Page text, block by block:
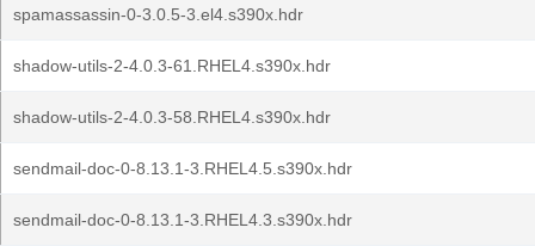
spamassassin-0-3.0.5-3.el4.s390x.hdr
shadow-utils-2-4.0.3-61.RHEL4.s390x.hdr
shadow-utils-2-4.0.3-58.RHEL4.s390x.hdr
sendmail-doc-0-8.13.1-3.RHEL4.5.s390x.hdr
sendmail-doc-0-8.13.1-3.RHEL4.3.s390x.hdr